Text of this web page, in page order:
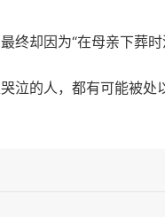
终却因为“在母亲下葬时
泣的人，都有可能被